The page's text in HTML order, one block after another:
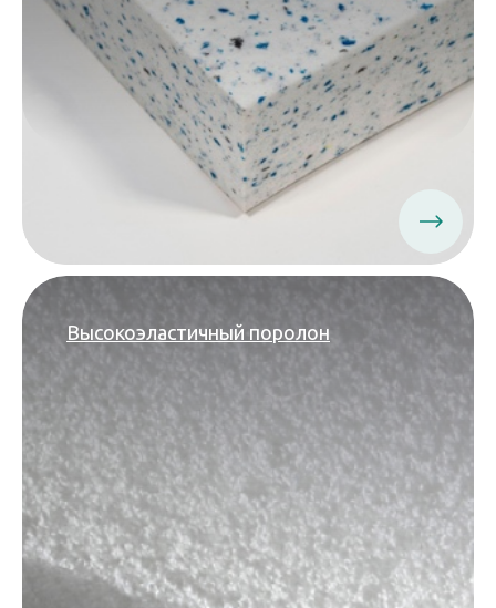
Высокоэластичный поролон